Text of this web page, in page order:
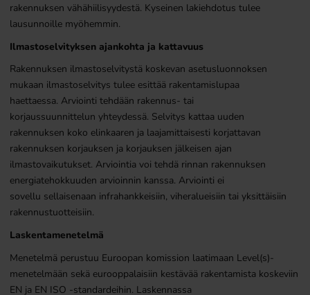
rakennuksen vähähiilisyydestä. Kyseinen lakiehdotus tulee
lausunnoille myöhemmin.
Ilmastoselvityksen ajankohta ja kattavuus
Rakennuksen ilmastoselvitystä koskevan asetusluonnoksen
mukaan ilmastoselvitys tulee esittää rakentamislupaa
haettaessa. Arviointi tehdään rakennus- tai
korjaussuunnittelun yhteydessä. Selvitys kattaa uuden
rakennuksen koko elinkaaren ja laajamittaisesti korjattavan
rakennuksen korjauksen ja korjauksen jälkeisen ajan
ilmastovaikutukset. Arviointia voi tehdä rinnan rakennuksen
energiatehokkuuden arvioinnin kanssa. Arviointi ei
sovellu sellaisenaan infrahankkeisiin, viheralueisiin tai yksittäisiin
rakennustuotteisiin.
Laskentamenetelmä
Menetelmä perustuu Euroopan komission laatimaan Level(s)-
menetelmään sekä eurooppalaisiin kestävää rakentamista koskeviin
EN ja EN ISO -standardeihin. Laskennassa